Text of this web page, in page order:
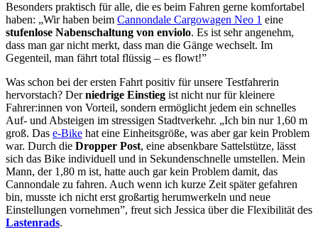
Besonders praktisch für alle, die es beim Fahren gerne komfortabel
haben: „Wir haben beim Cannondale Cargowagen Neo 1 eine
stufenlose Nabenschaltung von enviolo. Es ist sehr angenehm,
dass man gar nicht merkt, dass man die Gänge wechselt. Im
Gegenteil, man fährt total flüssig – es flowt!”
Was schon bei der ersten Fahrt positiv für unsere Testfahrerin
hervorstach? Derniedrige Einstieg ist nicht nur für kleinere
Fahrer:innen von Vorteil, sondern ermöglicht jedem ein schnelles
Auf- und Absteigen im stressigen Stadtverkehr. „Ich bin nur 1,60 m
groß. Das e-Bike hat eine Einheitsgröße, was aber gar kein Problem
war. Durch die Dropper Post, eine absenkbare Sattelstütze, lässt
sich das Bike individuell und in Sekundenschnelle umstellen. Mein
Mann, der 1,80 m ist, hatte auch gar kein Problem damit, das
Cannondale zu fahren. Auch wenn ich kurze Zeit später gefahren
bin, musste ich nicht erst großartig herumwerkeln und neue
Einstellungen vornehmen”, freut sich Jessica über die Flexibilität des
Lastenrads.